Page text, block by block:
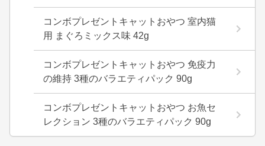
コンボプレゼントキャットおやつ 室内猫
用 まぐろミックス味 42g
コンボプレゼントキャットおやつ 免疫力
の維持 3種のバラエティパック 90g
コンボプレゼントキャットおやつ お魚セ
レクション 3種のバラエティパック 90g